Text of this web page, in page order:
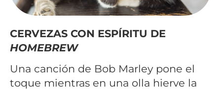
CERVEZAS CON ESPÍRITU DE
HOMEBREW
Una canción de Bob Marley pone el
toque mientras en una olla hierve la